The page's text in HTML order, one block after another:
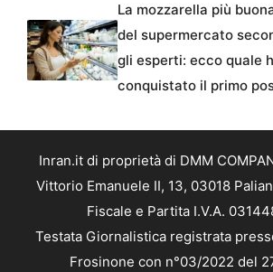
La mozzarella più
del supermercato
gli esperti: ecco quale
conquistato il primo
Inran.it di proprietà di DMM
Vittorio Emanuele II, 13, 03018
Fiscale e Partita I.V.A.
Testata Giornalistica registrata
Frosinone con n°03/2022 del